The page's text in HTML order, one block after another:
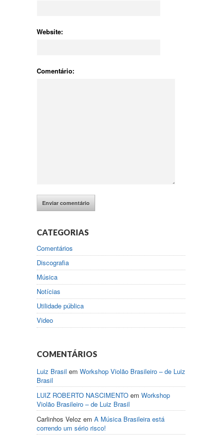
Website:
Comentário:
CATEGORIAS
Comentários
Discografia
Música
Notícias
Utilidade pública
Video
COMENTÁRIOS
Luiz Brasil em Workshop Violão Brasileiro – de Luiz
Brasil
LUIZ ROBERTO NASCIMENTO em Workshop
Violão Brasileiro – de Luiz Brasil
Carlinhos Veloz em A Música Brasileira está
correndo um sério risco!